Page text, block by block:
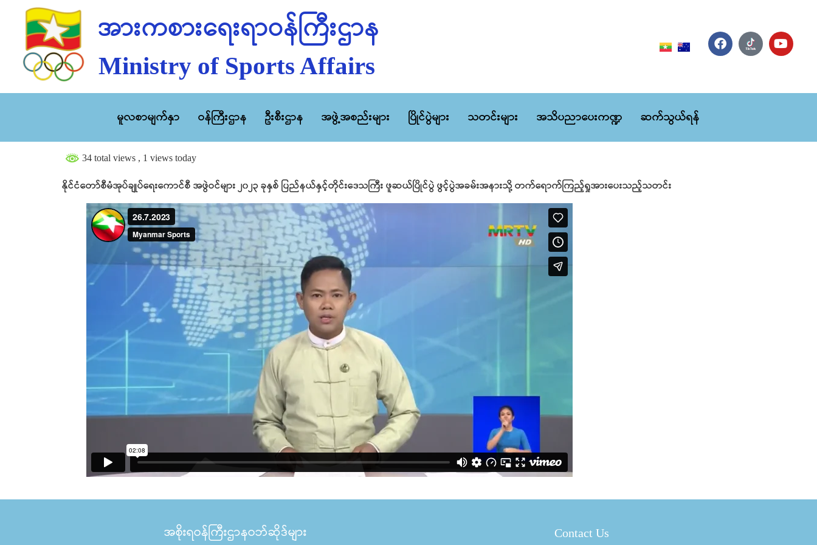
အားကစားရေးရာဝန်ကြီးဌာန
Ministry of Sports Affairs
မူလစာမျက်နှာ ဝန်ကြီးဌာန ဦးစီးဌာန အဖွဲ့အစည်းများ ပြိုင်ပွဲများ သတင်းများ အသိပညာပေးကဏ္ဍ ဆက်သွယ်ရန်
34 total views , 1 views today
နိုင်ငံတော်စီမံအုပ်ချုပ်ရေးကောင်စီ အဖွဲဝင်များ ၂၀၂၃ ခုနှစ် ပြည်နယ်နှင့်တိုင်းဒေသကြီး ဖူဆယ်ပြိုင်ပွဲ ဖွင့်ပွဲအခမ်းအနားသို့ တက်ရောက်ကြည့်ရှုအားပေးသည့်သတင်း
အစိုးရဝန်ကြီးဌာနဝဘ်ဆိုဒ်များ Contact Us